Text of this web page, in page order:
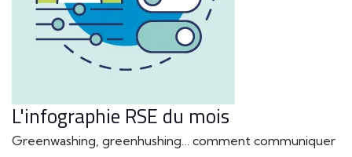
L'infographie RSE du mois
Greenwashing, greenhushing… comment communiquer